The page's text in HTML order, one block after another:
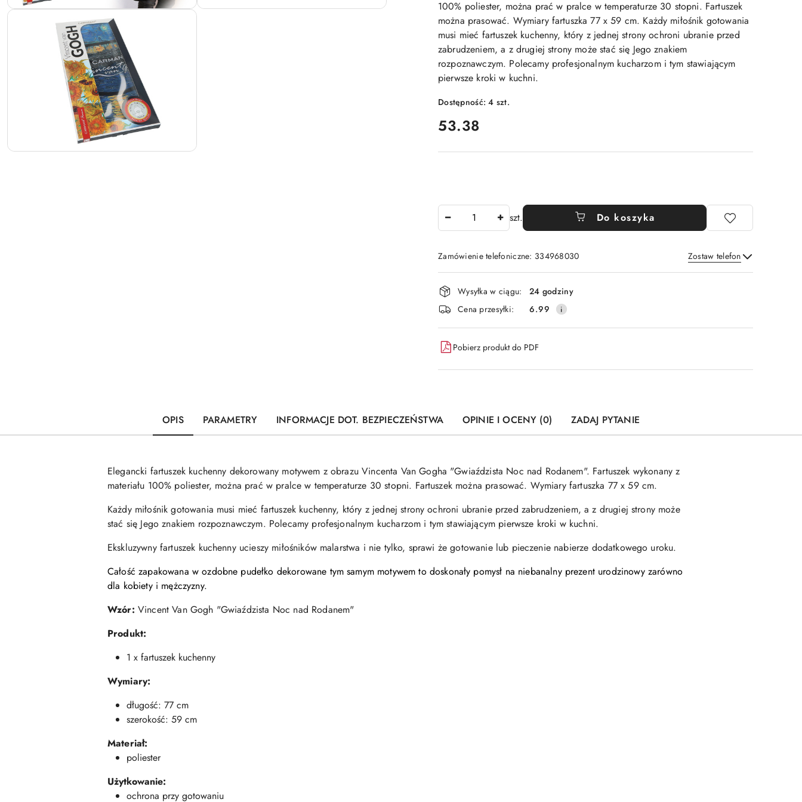
100% poliester, można prać w pralce w temperaturze 30 stopni. Fartuszek
można prasować. Wymiary fartuszka 77 x 59 cm. Każdy miłośnik gotowania
musi mieć fartuszek kuchenny, który z jednej strony ochroni ubranie przed
zabrudzeniem, a z drugiej strony może stać się Jego znakiem
rozpoznawczym. Polecamy profesjonalnym kucharzom i tym stawiającym
pierwsze kroki w kuchni.
Dostępność:4 szt.
cena:
53.38
szt. Do koszyka
Zamówienie telefoniczne: 334968030 Zostaw telefon
Wyślij
Dostępność
i
dostawa
Wysyłka w ciągu:
24 godziny
Cena przesyłki:
6.99
Pobierz produkt do PDF
OPIS PARAMETRY INFORMACJE DOT. BEZPIECZEŃSTWA OPINIE I OCENY (0) ZADAJ PYTANIE
Elegancki fartuszek kuchenny dekorowany motywem z obrazu Vincenta Van Gogha "Gwiaździsta Noc nad Rodanem". Fartuszek wykonany z
materiału 100% poliester, można prać w pralce w temperaturze 30 stopni. Fartuszek można prasować. Wymiary fartuszka 77 x 59 cm.
Każdy miłośnik gotowania musi mieć fartuszek kuchenny, który z jednej strony ochroni ubranie przed zabrudzeniem, a z drugiej strony może
stać się Jego znakiem rozpoznawczym. Polecamy profesjonalnym kucharzom i tym stawiającym pierwsze kroki w kuchni.
Ekskluzywny fartuszek kuchenny ucieszy miłośników malarstwa i nie tylko, sprawi że gotowanie lub pieczenie nabierze dodatkowego uroku.
Całość zapakowana w ozdobne pudełko dekorowane tym samym motywem to doskonały pomysł na niebanalny prezent urodzinowy zarówno
dla kobiety i mężczyzny.
Wzór: Vincent Van Gogh "Gwiaździsta Noc nad Rodanem"
Produkt:
1 x fartuszek kuchenny
Wymiary:
długość: 77 cm
szerokość: 59 cm
Materiał:
poliester
Użytkowanie:
ochrona przy gotowaniu